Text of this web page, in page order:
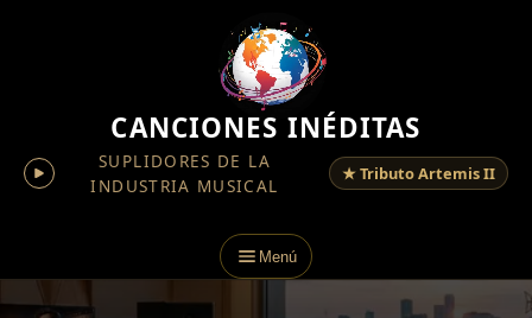
CANCIONES INÉDITAS
SUPLIDORES DE LA
INDUSTRIA MUSICAL
★ Tributo Artemis II
Menú